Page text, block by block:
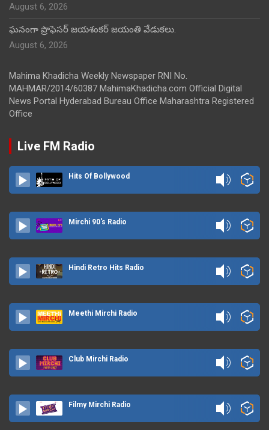
August 6, 2026
ఘనంగా ప్రొఫెసర్ జయశంకర్ జయంతి వేడుకలు.
August 6, 2026
Mahima Khadicha Weekly Newspaper RNI No.
MAHMAR/2014/60387 MahimaKhadicha.com Official Digital
News Portal Hyderabad Bureau Office Maharashtra Registered
Office
Live FM Radio
Hits Of Bollywood
Mirchi 90's Radio
Hindi Retro Hits Radio
Meethi Mirchi Radio
Club Mirchi Radio
Filmy Mirchi Radio